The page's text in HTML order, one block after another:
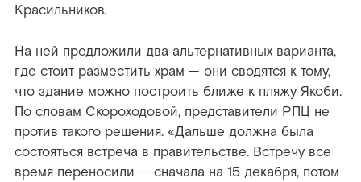
Красильников.
На ней предложили два альтернативных варианта,
где стоит разместить храм — они сводятся к тому,
что здание можно построить ближе к пляжу Якоби.
По словам Скороходовой, представители РПЦ не
против такого решения. «Дальше должна была
состояться встреча в правительстве. Встречу все
время переносили — сначала на 15 декабря, потом